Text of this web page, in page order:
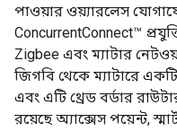
পাওয়ার ওয়্যারলেস
ConcurrentConnect™
Zigbee এবং ম্যাটার
জিগবি থেকে ম্যাটারে
এবং এটি থ্রেড বর্ডার
রয়েছে অ্যাক্সেস পয়েন্ট,